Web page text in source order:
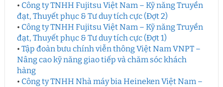
• Công ty TNHH Fujitsu Việt Nam – Kỹ năng Truyền
đạt, Thuyết phục & Tư duy tích cực (Đợt 2)
• Công ty TNHH Fujitsu Việt Nam – Kỹ năng Truyền
đạt, Thuyết phục & Tư duy tích cực (Đợt 1)
• Tập đoàn bưu chính viễn thông Việt Nam VNPT –
Nâng cao kỹ năng giao tiếp và chăm sóc khách
hàng
• Công ty TNHH Nhà máy bia Heineken Việt Nam –